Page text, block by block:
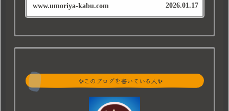
www.umoriya-kabu.com 2026.01.17
✨このブログを書いている人✨